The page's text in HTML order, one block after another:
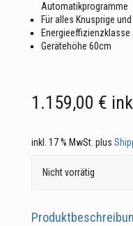
Automatikprogramme
Für alles Knusprige
Energieeffizienzklasse
Gerätehöhe 60cm
1.159,00 €
inkl. 17 % MwSt. plus
Nicht vorrätig